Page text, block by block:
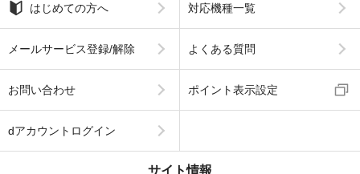
はじめての方へ 対応機種一覧
メールサービス登録/解除 よくある質問
お問い合わせ ポイント表示設定
dアカウントログイン
サイト情報